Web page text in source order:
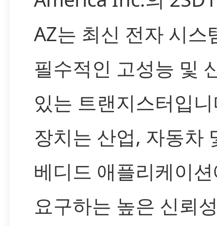
AZ는 최신 전자 시스
필수적인 고성능 및
있는 트랜지스터입
장치는 산업, 자동차
베디드 애플리케이
요구하는 높은 신뢰